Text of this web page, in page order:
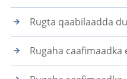
Rugta qaabilaadda
Rugaha caafimaadka